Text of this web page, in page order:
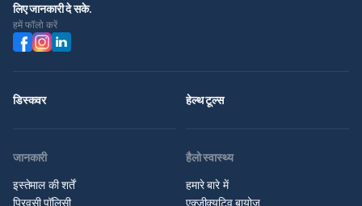
लिए जानकारी दे सके.
हमें फॉलो करें
डिस्कवर हेल्थ टूल्स
जानकारी
इस्तेमाल की शर्तें
प्रिवसी पॉलिसी
हैलो स्वास्थ्य
हमारे बारे में
एक्जीक्यूटिव बायोज